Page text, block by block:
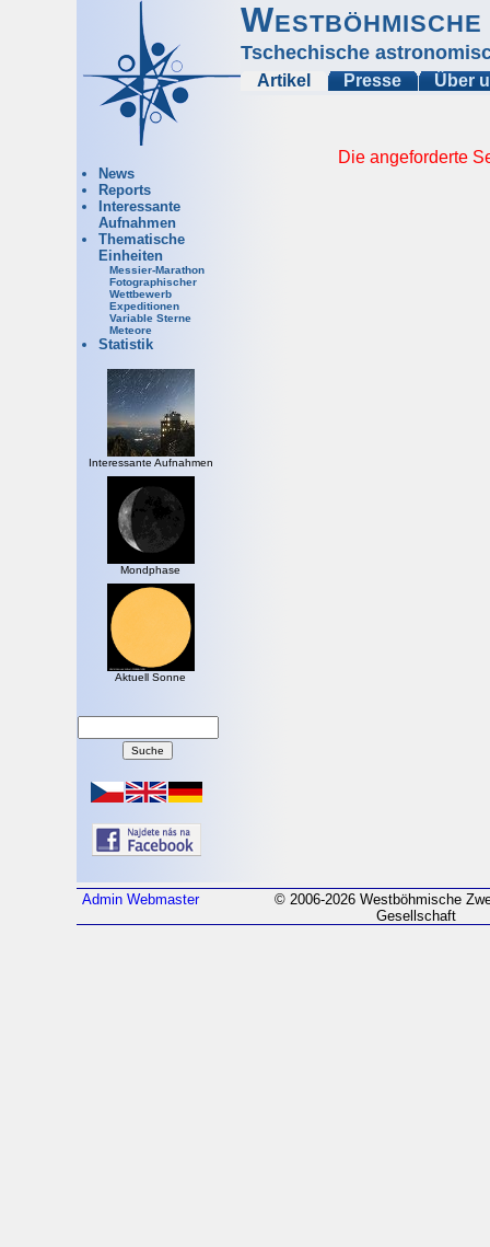
Tschechische
Artikel Presse Über
News
Reports
Interessante
Aufnahmen
Thematische
Einheiten
Messier-Marathon
Fotographischer
Wettbewerb
Expeditionen
Variable Sterne
Meteore
Statistik
Interessante Aufnahmen
Mondphase
Aktuell Sonne
Die angeforderte
Admin Webmaster
© 2006-2026 Westböhmische
Gesellschaft